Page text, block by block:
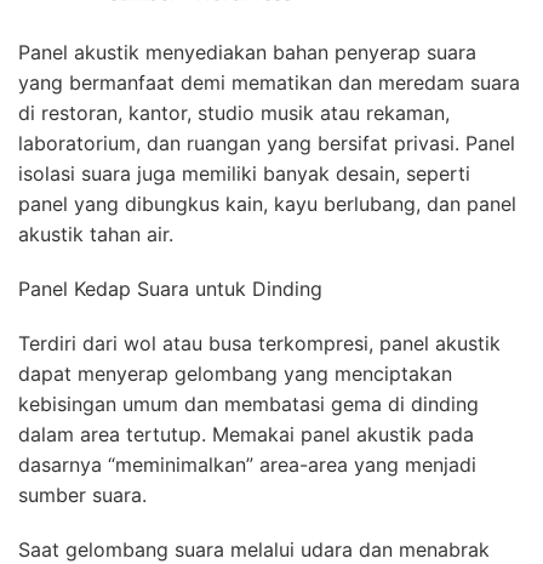
Panel akustik menyediakan bahan penyerap suara
yang bermanfaat demi mematikan dan meredam suara
di restoran, kantor, studio musik atau rekaman,
laboratorium, dan ruangan yang bersifat privasi. Panel
isolasi suara juga memiliki banyak desain, seperti
panel yang dibungkus kain, kayu berlubang, dan panel
akustik tahan air.
Panel Kedap Suara untuk Dinding
Terdiri dari wol atau busa terkompresi, panel akustik
dapat menyerap gelombang yang menciptakan
kebisingan umum dan membatasi gema di dinding
dalam area tertutup. Memakai panel akustik pada
dasarnya “meminimalkan” area-area yang menjadi
sumber suara.
Saat gelombang suara melalui udara dan menabrak